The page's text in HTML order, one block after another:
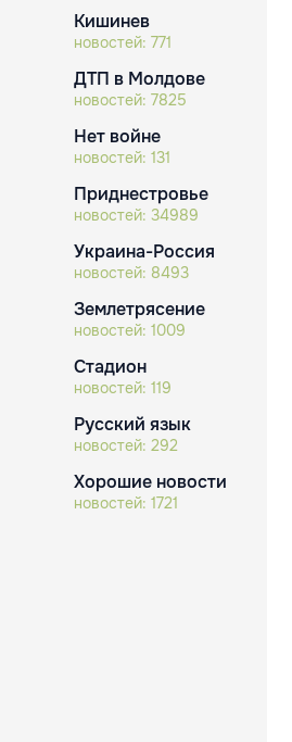
Кишинев
новостей: 771
ДТП в Молдове
новостей: 7825
Нет войне
новостей: 131
Приднестровье
новостей: 34989
Украина-Россия
новостей: 8493
Землетрясение
новостей: 1009
Стадион
новостей: 119
Русский язык
новостей: 292
Хорошие новости
новостей: 1721